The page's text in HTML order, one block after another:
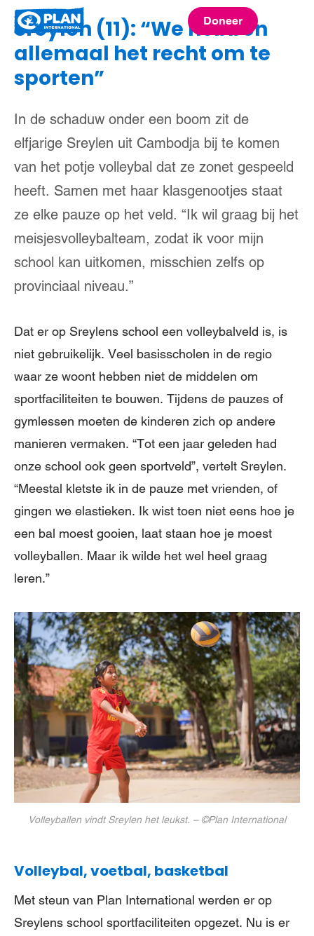
Plan
International
Doneer
Sreylen (11): “We hebben
allemaal het recht om te
sporten”
In de schaduw onder een boom zit de
elfjarige Sreylen uit Cambodja bij te komen
van het potje volleybal dat ze zonet gespeeld
heeft. Samen met haar klasgenootjes staat
ze elke pauze op het veld. “Ik wil graag bij het
meisjesvolleybalteam, zodat ik voor mijn
school kan uitkomen, misschien zelfs op
provinciaal niveau.”
Dat er op Sreylens school een volleybalveld is, is
niet gebruikelijk. Veel basisscholen in de regio
waar ze woont hebben niet de middelen om
sportfaciliteiten te bouwen. Tijdens de pauzes of
gymlessen moeten de kinderen zich op andere
manieren vermaken. “Tot een jaar geleden had
onze school ook geen sportveld”, vertelt Sreylen.
“Meestal kletste ik in de pauze met vrienden, of
gingen we elastieken. Ik wist toen niet eens hoe je
een bal moest gooien, laat staan hoe je moest
volleyballen. Maar ik wilde het wel heel graag
leren.”
Volleyballen vindt Sreylen het leukst. – ©Plan International
Volleybal, voetbal, basketbal
Met steun van Plan International werden er op
Sreylens school sportfaciliteiten opgezet. Nu is er